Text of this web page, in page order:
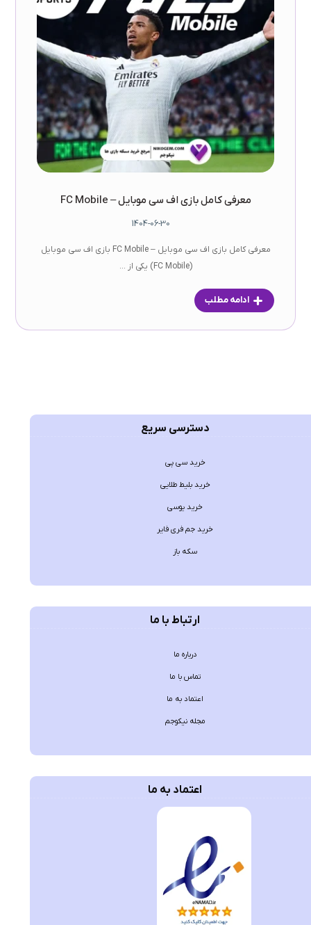
معرفی کامل بازی اف سی موبایل – FC Mobile
1404-06-30
معرفی کامل بازی اف سی موبایل – FC Mobile بازی اف سی موبایل
(FC Mobile) یکی از ...
ادامه مطلب
دسترسی سریع
خرید سی پی
خرید بلیط طلایی
خرید یوسی
خرید جم فری فایر
سکه باز
ارتباط با ما
درباره ما
تماس با ما
اعتماد به ما
مجله نیکوجم
اعتماد به ما